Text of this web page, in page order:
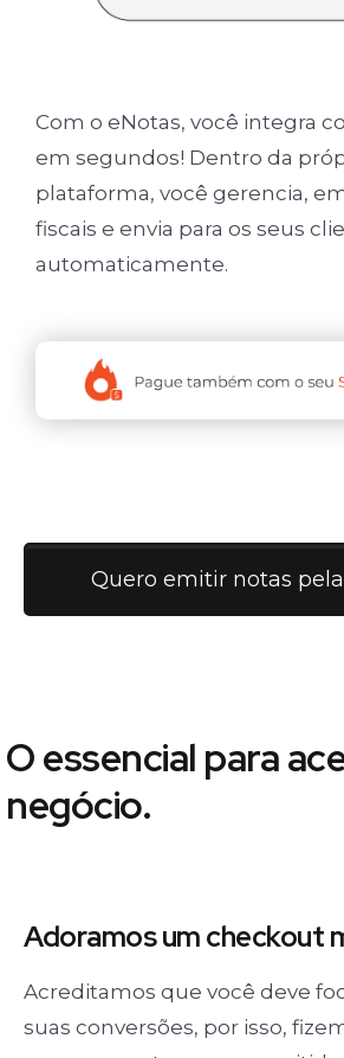
Com o eNotas, você integra
em segundos! Dentro da
plataforma, você gerencia,
fiscais e envia para os seus
automaticamente.
Quero emitir notas
O essencial para
negócio.
Adoramos umcheckout
Acreditamos que você deve
suas conversões, por isso,